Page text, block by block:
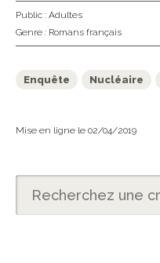
Public : Adultes
Genre : Romans français
Enquête Nucléaire
Mise en ligne le 02/04/2019